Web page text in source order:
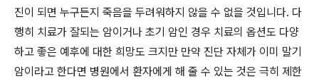
진이 되면 누구든지 죽음을 두려워하지 않을 수 없을 것입니다. 다
행히 치료가 잘되는 암이거나 초기 암인 경우 치료의 옵션도 다양
하고 좋은 예후에 대한 희망도 크지만 만약 진단 자체가 이미 말기
암이라고 한다면 병원에서 환자에게 해 줄 수 있는 것은 극히 제한